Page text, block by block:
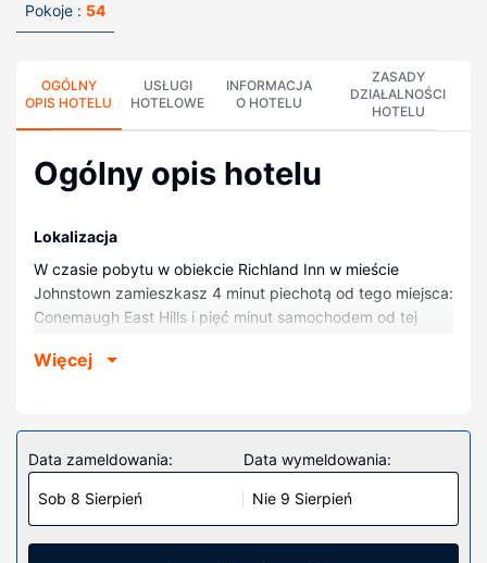
Pokoje : 54
OGÓLNY
OPIS HOTELU
USŁUGI
HOTELOWE
INFORMACJA
O HOTELU
ZASADY
DZIAŁALNOŚCI
HOTELU
Ogólny opis hotelu
Lokalizacja
W czasie pobytu w obiekcie Richland Inn w mieście
Johnstown zamieszkasz 4 minut piechotą od tego miejsca:
Conemaugh East Hills i pięć minut samochodem od tej
od atrakcji takiej jak Uniwersytet Pittsburgha w Johnstown
Poczuj się jak w domu w 54 klimatyzowanych pokojach,
których wyposażenie to telewizor płaskoekranowy.
Bezpłatny bezprzewodowy dostęp do internetu zapewni
łączność ze światem, a telewizja satelitarna — rozrywkę.
Więcej
Data zameldowania:
Sob 8 Sierpień
Data wymeldowania:
Nie 9 Sierpień